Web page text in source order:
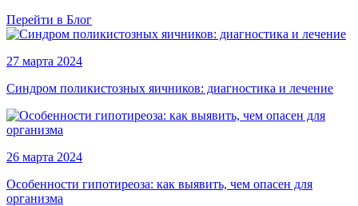
Перейти в Блог
27 марта 2024
Синдром поликистозных яичников: диагностика и лечение
26 марта 2024
Особенности гипотиреоза: как выявить, чем опасен для
организма